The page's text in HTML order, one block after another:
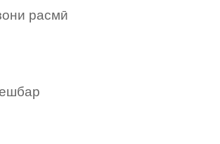
расмӣ